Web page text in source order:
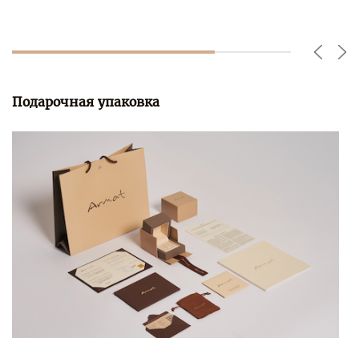
Подарочная упаковка